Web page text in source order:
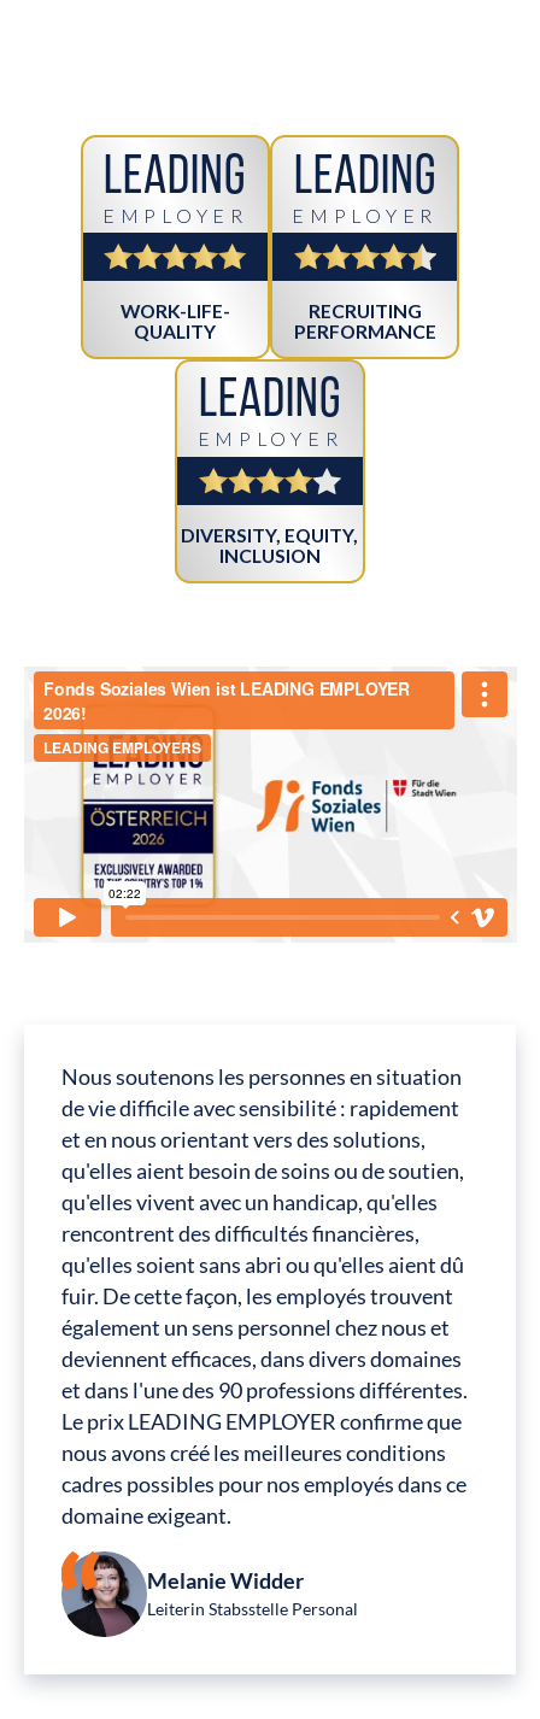
Leading
EMPLOYER
WORK-LIFE-
QUALITY
Leading
EMPLOYER
RECRUITING
PERFORMANCE
Leading
EMPLOYER
DIVERSITY, EQUITY,
INCLUSION
Nous soutenons les personnes en situation
de vie difficile avec sensibilité : rapidement
et en nous orientant vers des solutions,
qu'elles aient besoin de soins ou de soutien,
qu'elles vivent avec un handicap, qu'elles
rencontrent des difficultés financières,
qu'elles soient sans abri ou qu'elles aient dû
fuir. De cette façon, les employés trouvent
également un sens personnel chez nous et
deviennent efficaces, dans divers domaines
et dans l'une des 90 professions différentes.
Le prix LEADING EMPLOYER confirme que
nous avons créé les meilleures conditions
cadres possibles pour nos employés dans ce
domaine exigeant.
Melanie Widder
Leiterin Stabsstelle Personal